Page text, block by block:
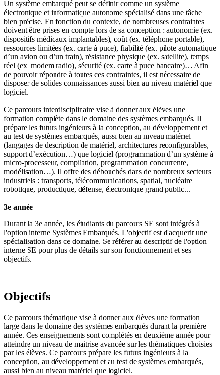
Un système embarqué peut se définir comme un système
électronique et informatique autonome spécialisé dans une tâche
bien précise. En fonction du contexte, de nombreuses contraintes
doivent être prises en compte lors de sa conception : autonomie (ex.
dispositifs médicaux implantables), coût (ex. téléphone portable),
ressources limitées (ex. carte à puce), fiabilité (ex. pilote automatique
d’un avion ou d’un train), résistance physique (ex. satellite), temps
réel (ex. modem radio), sécurité (ex. carte à puce bancaire)… Afin
de pouvoir répondre à toutes ces contraintes, il est nécessaire de
disposer de solides connaissances aussi bien au niveau matériel que
logiciel.
Ce parcours interdisciplinaire vise à donner aux élèves une
formation complète dans le domaine des systèmes embarqués. Il
prépare les futurs ingénieurs à la conception, au développement et
au test de systèmes embarqués, aussi bien au niveau matériel
(langages de description de matériel, architectures reconfigurables,
support d’exécution…) que logiciel (programmation d’un système à
micro-processeur, compilation, programmation concurrente,
modélisation…). Il offre des débouchés dans de nombreux secteurs
industriels : transports, télécommunications, spatial, nucléaire,
robotique, productique, défense, électronique grand public...
3e année
Durant la 3e année, les étudiants du parcours SE sont intégrés à
l'option interne Systèmes Embarqués. L'objectif est d'acquerir une
spécialisation dans ce domaine. Se référer au descriptif de l'option
interne SE pour plus de détails sur son fonctionnement et ses
objectifs.
Objectifs
Ce parcours thématique vise à donner aux élèves une formation
large dans le domaine des systèmes embarqués durant la première
année. Ces enseignements sont complétés en deuxième année pour
atteindre un niveau de maitrise avancée sur les thématiques choisies
par les élèves. Ce parcours prépare les futurs ingénieurs à la
conception, au développement et au test de systèmes embarqués,
aussi bien au niveau matériel que logiciel.